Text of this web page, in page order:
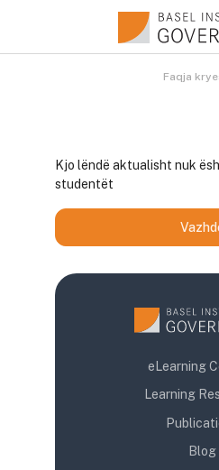
Faqja
Kjo lëndë aktualisht nuk
studentët
eLearning
Learning
Blog